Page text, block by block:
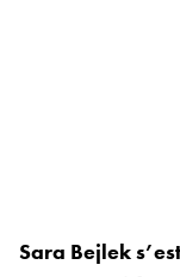
Sara Bejlek